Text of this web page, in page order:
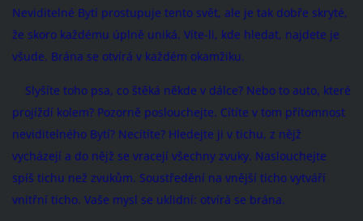
Neviditelné Bytí prostupuje tento svět, ale je tak dobře skryté,
že skoro každému úplně uniká. Víte-li, kde hledat, najdete je
všude. Brána se otvírá v každém okamžiku.
Slyšíte toho psa, co štěká někde v dálce? Nebo to auto, které
projíždí kolem? Pozorně poslouchejte. Cítíte v tom přítomnost
neviditelného Bytí? Necítíte? Hledejte ji v tichu, z nějž
vycházejí a do nějž se vracejí všechny zvuky. Naslouchejte
spíš tichu než zvukům. Soustředění na vnější ticho vytváří
vnitřní ticho. Vaše mysl se uklidní: otvírá se brána.